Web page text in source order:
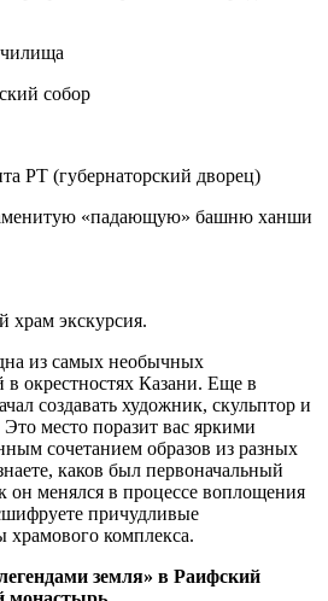
собор
РТ (губернаторский дворец)
«падающую» башню ханши
храм экскурсия.
из самых необычных
в окрестностях Казани. Еще в
создавать художник, скульптор и
место поразит вас яркими
сочетанием образов из разных
каков был первоначальный
он менялся в процессе воплощения
причудливые
храмового комплекса.
земля» в Раифский